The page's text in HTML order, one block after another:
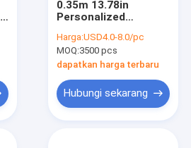
0.35m 13.78in
Personalized
Toys Teddy Bears
Rohs
Harga:USD4.0-8.0/pc
MOQ:3500 pcs
dapatkan harga terbaru
Hubungi sekarang